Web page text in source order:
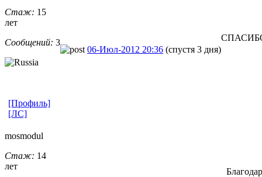
Стаж: 15
лет
Сообщений: 3
06-Июл-2012 20:36 (спустя 3 дня)
[Профиль]
[ЛС]
mosmodul
Стаж: 14
лет